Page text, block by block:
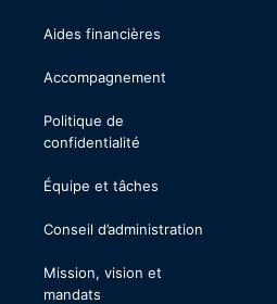
Aides financières
Accompagnement
Politique de
confidentialité
Équipe et tâches
Conseil d’administration
Mission, vision et
mandats